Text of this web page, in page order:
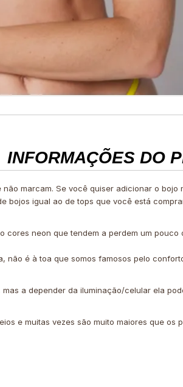
INFORMAÇÕES DO
marcam. Se você quiser adicionar o
bojos igual ao de tops que você está
neon que tendem a perdem um pouco
é à toa que somos famosos pelo
a depender da iluminação/celular ela
e muitas vezes são muito maiores que